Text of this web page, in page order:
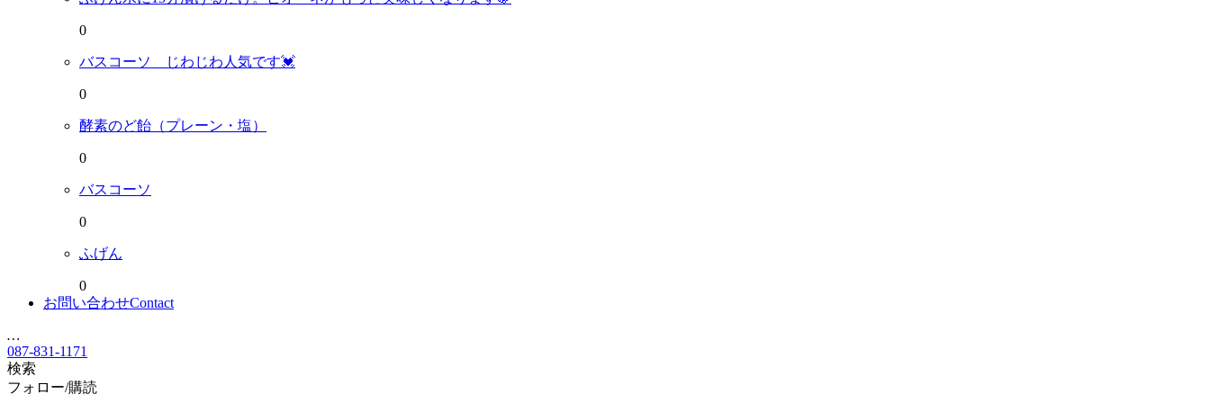
0
バスコーソ じわじわ人気です💓
0
酵素のど飴（プレーン・塩）
0
バスコーソ
0
ふげん
0
お問い合わせContact
…
087-831-1171
検索
フォロー/購読